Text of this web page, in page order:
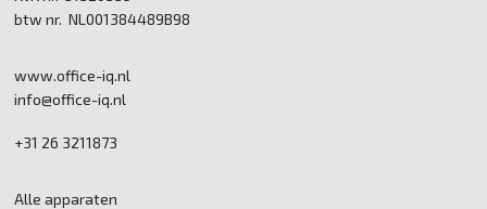
btw nr. NL001384489B98
www.office-iq.nl
info@office-iq.nl
+31 26 3211873
Alle apparaten